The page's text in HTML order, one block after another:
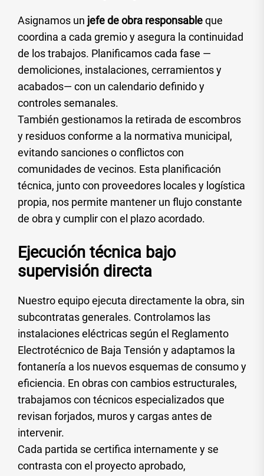
Asignamos un jefe de obra responsableque
coordina a cada gremio y asegura la continuidad
de los trabajos. Planificamos cada fase —
demoliciones, instalaciones, cerramientos y
acabados— con un calendario definido y
controles semanales.
También gestionamos la retirada de escombros
y residuos conforme a la normativa municipal,
evitando sanciones o conflictos con
comunidades de vecinos. Esta planificación
técnica, junto con proveedores locales y logística
propia, nos permite mantener un flujo constante
de obra y cumplir con el plazo acordado.
Ejecución técnica bajo
supervisión directa
Nuestro equipo ejecuta directamente la obra, sin
subcontratas generales. Controlamos las
instalaciones eléctricas según el Reglamento
Electrotécnico de Baja Tensión y adaptamos la
fontanería a los nuevos esquemas de consumo y
eficiencia. En obras con cambios estructurales,
trabajamos con técnicos especializados que
revisan forjados, muros y cargas antes de
intervenir.
Cada partida se certifica internamente y se
contrasta con el proyecto aprobado,